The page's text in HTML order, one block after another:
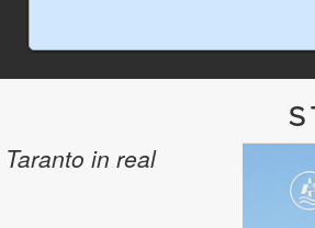
in real